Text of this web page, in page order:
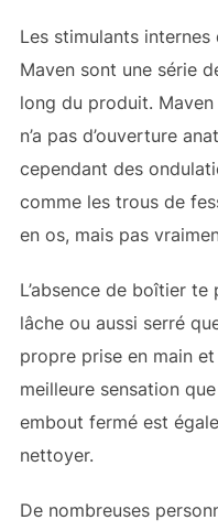
Les stimulants
Maven sont une série
long du produit.
n’a pas d’ouverture
cependant des
comme les trous de
en os, mais pas
L’absence de boîtier
lâche ou aussi serré
propre prise en main
meilleure sensation
embout fermé est
nettoyer.
De nombreuses